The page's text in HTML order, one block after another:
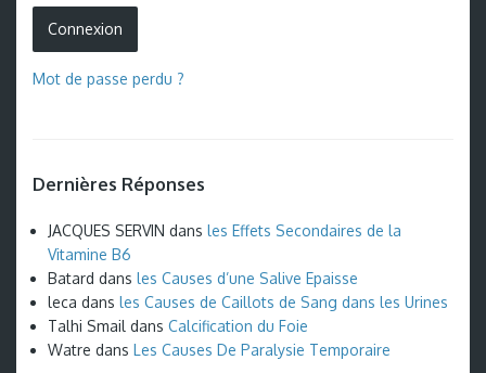
Mot de passe perdu ?
Dernières Réponses
JACQUES SERVIN dans les Effets Secondaires de la
Vitamine B6
Batard dans les Causes d’une Salive Epaisse
leca dans les Causes de Caillots de Sang dans les Urines
Talhi Smail dans Calcification du Foie
Watre dans Les Causes De Paralysie Temporaire